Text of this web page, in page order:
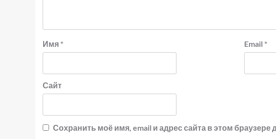
Имя * Email *
Сайт
Сохранить моё имя, email и адрес сайта в этом